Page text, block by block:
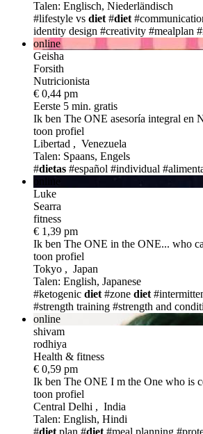
Talen: Englisch, Niederländisch
#lifestyle vs diet #diet
identity design #creativity #mealplan
online
Geisha
Forsith
Nutricionista
€ 0,44 pm
Eerste 5 min. gratis
Ik ben The ONE asesoría integral en
toon profiel
Libertad , Venezuela
Talen: Spaans, Engels
#dietas #español #individual
online
Luke
Searra
fitness
€ 1,39 pm
Ik ben The ONE in the ONE... who
toon profiel
Tokyo , Japan
Talen: English, Japanese
#ketogenic diet #zone diet
#strength training #strength and
online
shivam
rodhiya
Health & fitness
€ 0,59 pm
Ik ben The ONE I m the One who is
toon profiel
Central Delhi , India
Talen: English, Hindi
#diet plan #diet #meal planning